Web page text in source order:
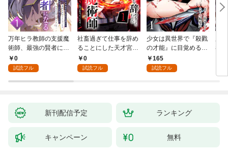
万年ヒラ教師の支援魔
術師、最強の賢者にな
る～不人気の支援魔術
師は給料泥棒だと魔術
が、出世した元教え子
0
試読フル
社畜過ぎて仕事を辞め
ることにした天才宮廷
魔術師～辺境の地でス
ローライフを夢見る
0
試読フル
少女は異世界で『殺戮
の才能』に目覚める
(話売り) #1
165
試読フル
者
新刊配信予定 ランキング
キャンペーン 無料